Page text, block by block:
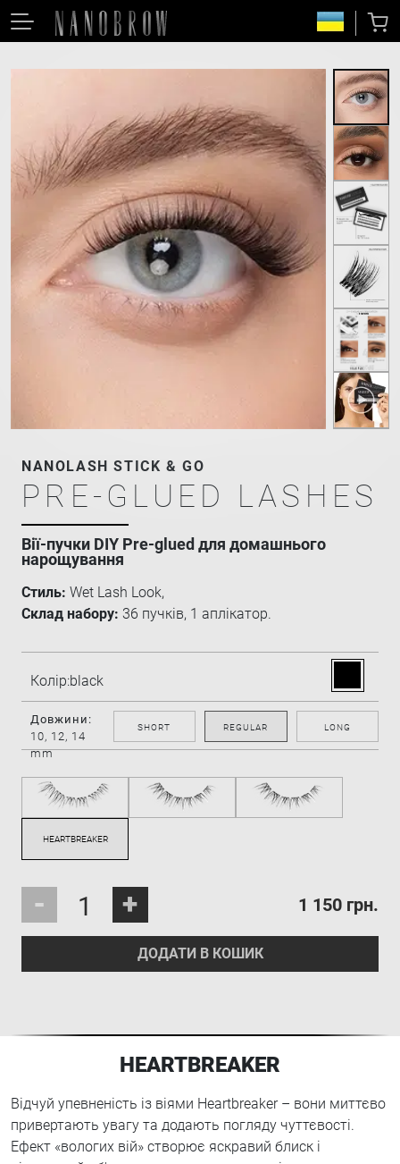
NANOLASH STICK & GO
PRE-GLUED LASHES
Вії-пучки DIY Pre-glued для домашнього
нарощування
Стиль: Wet Lash Look,
Склад набору: 36 пучків, 1 аплікатор.
Колір:black
Довжини:
10, 12, 14
mm
SHORT REGULAR LONG
- + 1 150 грн.
ДОДАТИ В КОШИК
HEARTBREAKER
Відчуй упевненість із віями Heartbreaker – вони миттєво
привертають увагу та додають погляду чуттєвості.
Ефект «вологих вій» створює яскравий блиск і